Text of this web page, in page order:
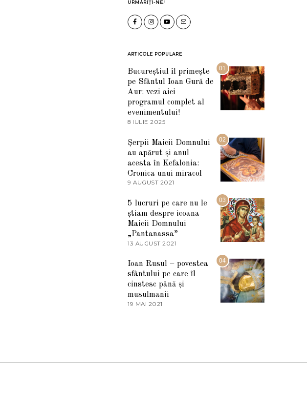
URMĂRIȚI-NE!
ARTICOLE POPULARE
01
Bucureștiul îl primește
pe Sfântul Ioan Gură de
Aur: vezi aici
programul complet al
evenimentului!
8 IULIE 2025
U
L
I
2
0
5
02
Șerpii Maicii Domnului
au apărut și anul
acesta în Kefalonia:
Cronica unui miracol
9 AUGUST 2021
A
R
T
I
2
2
2
03
5 lucruri pe care nu le
știam despre icoana
Maicii Domnului
„Pantanassa”
13 AUGUST 2021
U
G
U
S
04
Ioan Rusul – povestea
sfântului pe care îl
cinstesc până și
musulmanii
19 MAI 2021